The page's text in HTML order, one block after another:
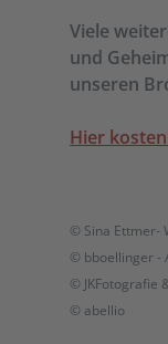
Viele
und
unseren
Hier
© Sina Ettmer-
© bboellinger -
© JKFotografie
© abellio